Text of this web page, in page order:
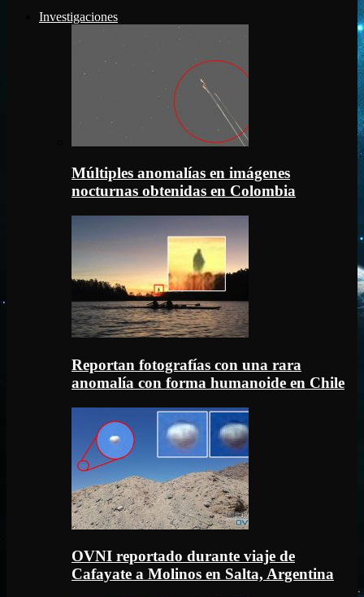
Investigaciones
Múltiples anomalías en imágenes
nocturnas obtenidas en Colombia
Reportan fotografías con una rara
anomalía con forma humanoide en Chile
OVNI reportado durante viaje de
Cafayate a Molinos en Salta, Argentina